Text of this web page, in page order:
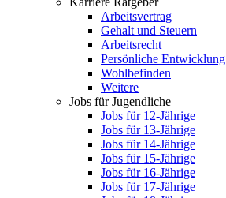
Arbeitsvertrag
Gehalt und Steuern
Arbeitsrecht
Persönliche Entwicklung
Wohlbefinden
Weitere
Jobs für Jugendliche
Jobs für 12-Jährige
Jobs für 13-Jährige
Jobs für 14-Jährige
Jobs für 15-Jährige
Jobs für 16-Jährige
Jobs für 17-Jährige